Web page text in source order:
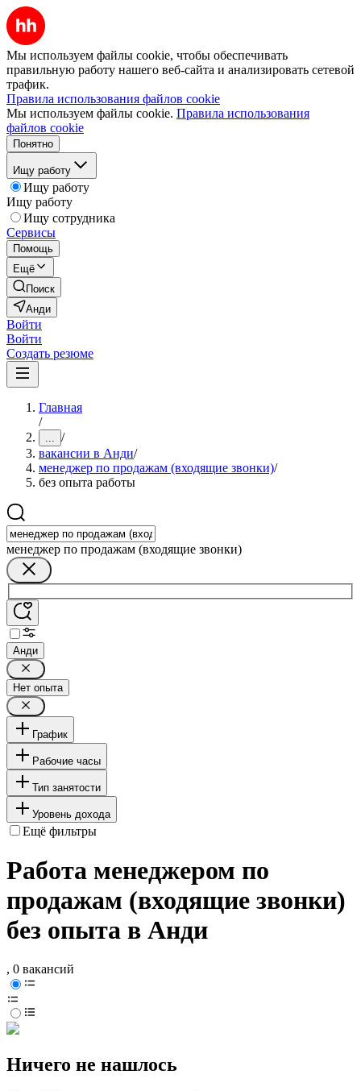
Мы используем файлы cookie, чтобы обеспечивать
правильную работу нашего веб-сайта и анализировать сетевой
трафик.
Правила использования файлов cookie
Мы используем файлы cookie. Правила использования
файлов cookie
Понятно
Ищу работу
Ищу работу
Ищу работу
Ищу сотрудника
Сервисы
Помощь
Ещё
Поиск
Анди
Войти
Войти
Создать резюме
Главная
/
... /
вакансии в Анди/
менеджер по продажам (входящие звонки)/
без опыта работы
менеджер по продажам (входящие звонки)
Анди
Нет опыта
График
Рабочие часы
Тип занятости
Уровень дохода
Ещё фильтры
Работа менеджером по
продажам (входящие звонки)
без опыта в Анди
, 0 вакансий
Ничего не нашлось